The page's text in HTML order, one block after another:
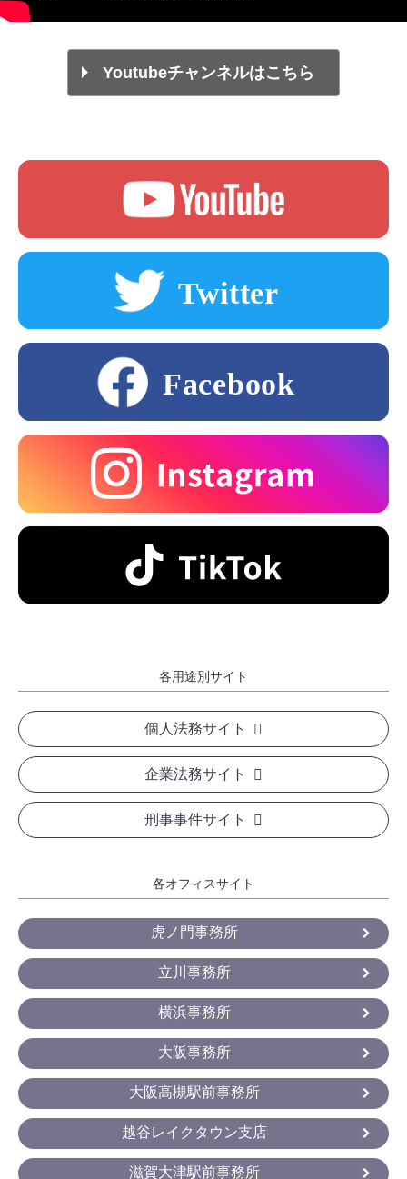
Youtubeチャンネルはこちら
各用途別サイト
個人法務サイト
企業法務サイト
刑事事件サイト
各オフィスサイト
虎ノ門事務所
立川事務所
横浜事務所
大阪事務所
大阪高槻駅前事務所
越谷レイクタウン支店
滋賀大津駅前事務所